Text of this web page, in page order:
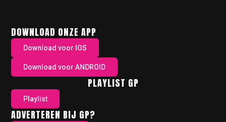
DOWNLOAD ONZE APP
Download voor IOS
Download voor ANDROID
PLAYLIST GP
Playlist
ADVERTEREN BIJ GP?